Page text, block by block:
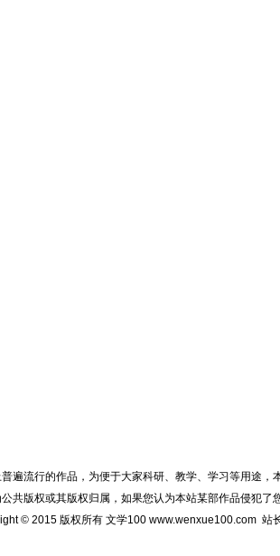
遍流行的作品，为便于大家科研、教学、学习等用途
共版权或其版权归属，如果您认为本站某部作品侵犯
© 2015 版权所有 文学100 www.wenxue100.com 站